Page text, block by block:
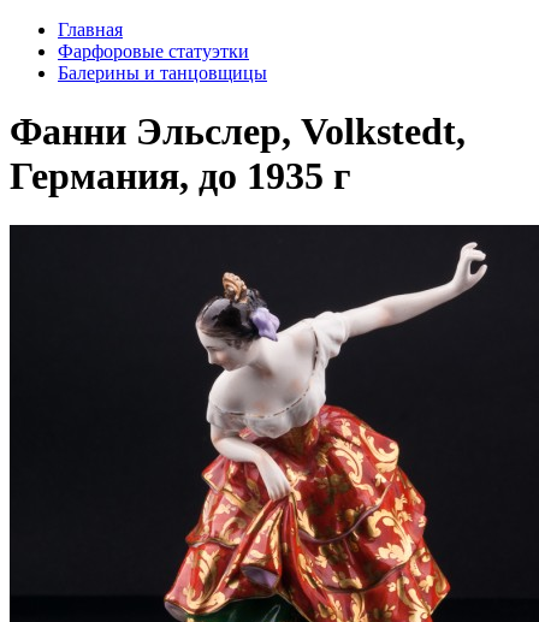
Главная
Фарфоровые статуэтки
Балерины и танцовщицы
Фанни Эльслер, Volkstedt,
Германия, до 1935 г